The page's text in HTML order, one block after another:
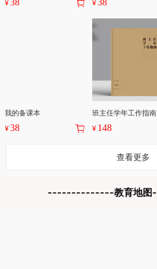
¥38
¥38
我的备课本
¥38
班主任学年工作指南
¥ 148
查看更多